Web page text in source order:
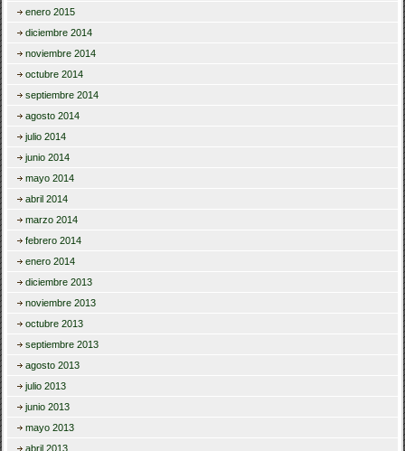
enero 2015
diciembre 2014
noviembre 2014
octubre 2014
septiembre 2014
agosto 2014
julio 2014
junio 2014
mayo 2014
abril 2014
marzo 2014
febrero 2014
enero 2014
diciembre 2013
noviembre 2013
octubre 2013
septiembre 2013
agosto 2013
julio 2013
junio 2013
mayo 2013
abril 2013